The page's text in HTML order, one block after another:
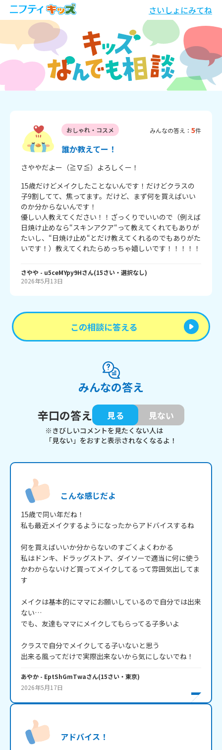
さいしょにみてね
おしゃれ・コスメ みんなの答え： 5件
誰か教えてー！
さややだよー（≧∇≦）よろしくー！
15歳だけどメイクしたことないんです！だけどクラスの
子9割してて、焦ってます。だけど、まず何を買えばいい
のか分からないんです！
優しい人教えてください！！ざっくりでいいので（例えば
日焼け止めなら“スキンアクア“って教えてくれてもありが
たいし、“日焼け止め“とだけ教えてくれるのでもありがた
いです！）教えてくれたらめっちゃ嬉しいです！！！！！
さやや - u5ceMYpy9Hさん(15さい・ 選択なし)
2026年5月13日
この相談に答える
みんなの答え
辛口の答え
見る 見ない
※きびしいコメントを見たくない人は
「見ない」をおすと表示されなくなるよ！
こんな感じだよ
15歳で同い年だね！
私も最近メイクするようになったからアドバイスするね
何を買えばいいか分からないのすごくよくわかる
私はドンキ、ドラッグストア、ダイソーで適当に何に使う
かわからないけど買ってメイクしてるって雰囲気出してま
す
メイクは基本的にママにお願いしているので自分では出来
ない…
でも、友達もママにメイクしてもらってる子多いよ
クラスで自分でメイクしてる子いないと思う
出来る風ってだけで実際出来ないから気にしないでね！
あやか - EptShGmTwaさん(15さい・ 東京)
2026年5月17日
アドバイス！